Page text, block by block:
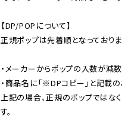
【DP/POPについて】
正規ポップは先着順となっておりま
・メーカーからポップの入数が減
・商品名に「※DPコピー」と記載
上記の場合、正規のポップではな
す。